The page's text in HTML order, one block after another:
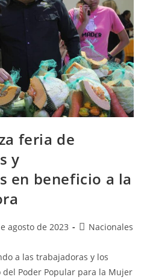
feria de
y
en beneficio a la
agosto de 2023 Nacionales
a las trabajadoras y los
Poder Popular para la Mujer